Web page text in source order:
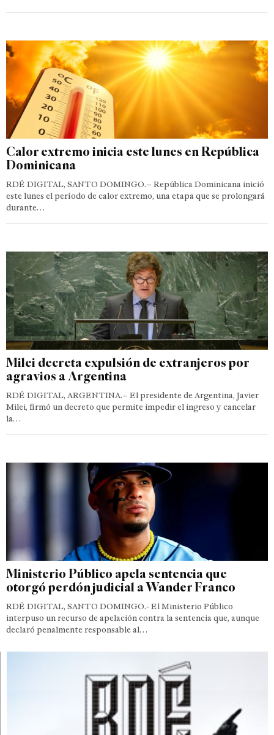
Calor extremo inicia este lunes en República
Dominicana
RDÉ DIGITAL, SANTO DOMINGO.– República Dominicana inició
este lunes el período de calor extremo, una etapa que se prolongará
durante…
Milei decreta expulsión de extranjeros por
agravios a Argentina
RDÉ DIGITAL, ARGENTINA.– El presidente de Argentina, Javier
Milei, firmó un decreto que permite impedir el ingreso y cancelar
la…
Ministerio Público apela sentencia que
otorgó perdón judicial a Wander Franco
RDÉ DIGITAL, SANTO DOMINGO.- El Ministerio Público
interpuso un recurso de apelación contra la sentencia que, aunque
declaró penalmente responsable al…